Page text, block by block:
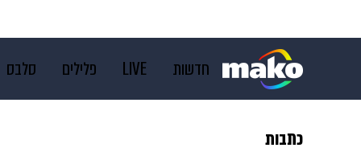
חדשות LIVE פלילים סלבס
כתבות